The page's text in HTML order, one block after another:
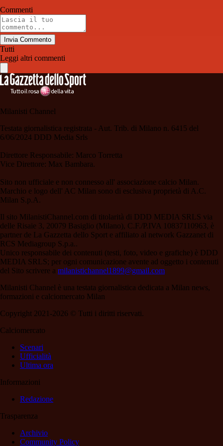
Commenti
Invia Commento
Tutti
Leggi altri commenti
Milanisti Channel
Testata giornalistica registrata - Aut. Trib. di Milano n. 6415 del
6/06/2024 DDD Media Srls
Direttore Responsabile: Marco Torretta
Vice Direttore: Max Bambara.
Sito non ufficiale e non connesso all' associazione calcio Milan.
Marchio e logo dell' AC Milan sono di esclusiva proprietà di A.C.
Milan S.p.A.
Il sito MilanistiChannel.com di titolarità di DDD MEDIA SRLS via
delle Risaie 3, 20079 Basiglio (Milano), C.F./P.IVA 10837110963, è
partner de La Gazzetta dello Sport e affiliato al network Gazzanet di
RCS Mediagroup S.p.a..
Unico responsabile dei contenuti (testi, foto, video e grafiche) è DDD
MEDIA SRLS; per ogni comunicazione avente ad oggetto i contenuti
del Sito scrivere a milanistichannel1899@gmail.com
Milanisti Channel è una testata giornalistica dedicata a Milan news,
formazioni e calciomercato Milan
Copyright 2021-2026 © Tutti i diritti riservati.
Calciomercato
Scenari
Ufficialità
Ultima ora
Informazioni
Redazione
Trasparenza
Archivio
Community Policy